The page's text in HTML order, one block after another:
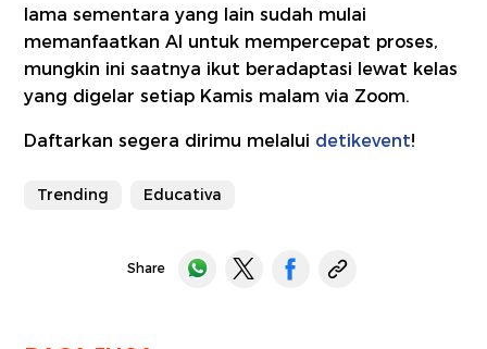
lama sementara yang lain sudah mulai
memanfaatkan AI untuk mempercepat proses,
mungkin ini saatnya ikut beradaptasi lewat kelas
yang digelar setiap Kamis malam via Zoom.
Daftarkan segera dirimu melalui detikevent!
Trending Educativa
Share